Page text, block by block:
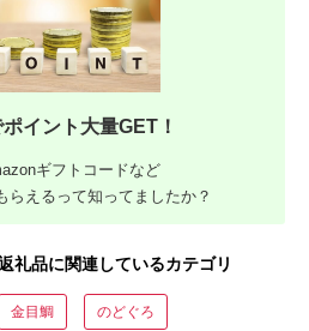
イント大量GET！
ギフトコードなど
らえるって知ってましたか？
礼品に関連しているカテゴリ
金目鯛 のどぐろ